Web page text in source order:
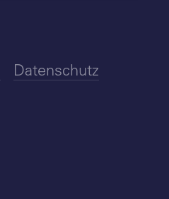
Datenschutz